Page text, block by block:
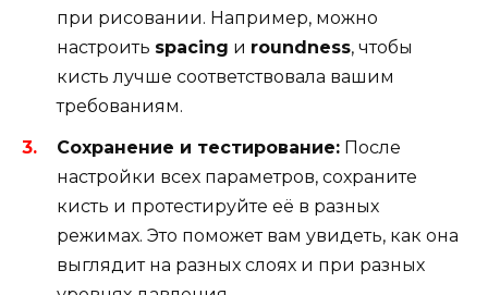
при рисовании. Например, можно
настроить spacing и roundness, чтобы
кисть лучше соответствовала вашим
требованиям.
Сохранение и тестирование: После
настройки всех параметров, сохраните
кисть и протестируйте её в разных
режимах. Это поможет вам увидеть, как она
выглядит на разных слоях и при разных